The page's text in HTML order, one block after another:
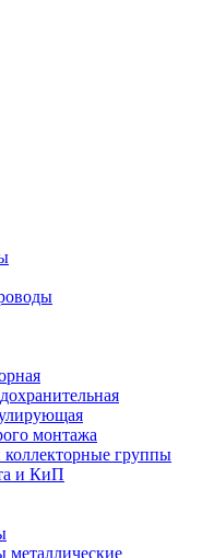
монтажа
группы
и КиП
металлические